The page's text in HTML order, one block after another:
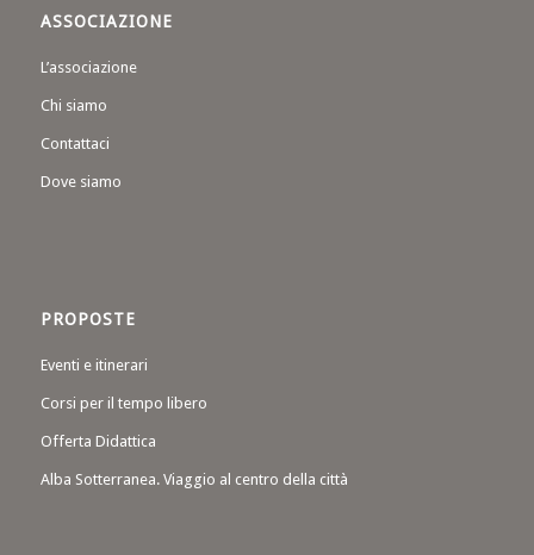
ASSOCIAZIONE
L’associazione
Chi siamo
Contattaci
Dove siamo
PROPOSTE
Eventi e itinerari
Corsi per il tempo libero
Offerta Didattica
Alba Sotterranea. Viaggio al centro della città